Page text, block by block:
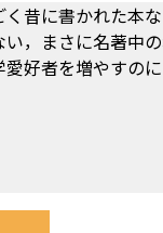
昔に書かれた本な
，まさに名著中の
好者を増やすの